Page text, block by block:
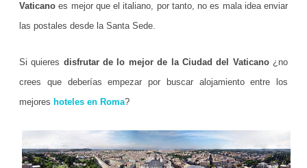
Vaticanoes mejor que el italiano, por tanto, no es mala idea enviar
las postales desde la Santa Sede.
Si quieres disfrutar de lo mejor de la Ciudad del Vaticano¿no
crees que deberías empezar por buscar alojamiento entre los
mejores hoteles en Roma?